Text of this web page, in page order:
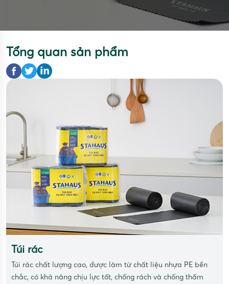
Tổng quan sản phẩm
Túi rác
Túi rác chất lượng cao, được làm từ chất liệu nhựa PE bền
chắc, có khả năng chịu lực tốt, chống rách và chống thấm